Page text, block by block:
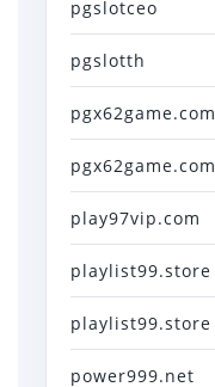
pgslotceo
pgslotth
pgx62game.com
pgx62game.com
play97vip.com
playlist99.store
playlist99.store
power999.net